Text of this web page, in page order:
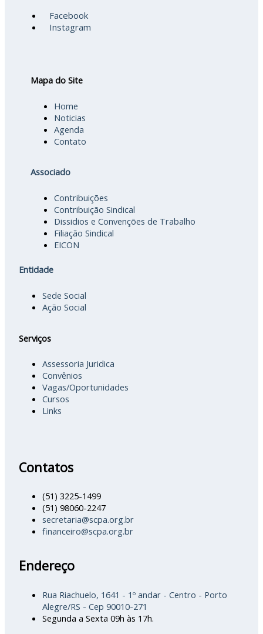
Facebook
Instagram
Mapa do Site
Home
Noticias
Agenda
Contato
Associado
Contribuições
Contribuição Sindical
Dissidios e Convenções de Trabalho
Filiação Sindical
EICON
Entidade
Sede Social
Ação Social
Serviços
Assessoria Juridica
Convênios
Vagas/Oportunidades
Cursos
Links
Contatos
(51) 3225-1499
(51) 98060-2247
secretaria@scpa.org.br
financeiro@scpa.org.br
Endereço
Rua Riachuelo, 1641 - 1º andar - Centro - Porto
Alegre/RS - Cep 90010-271
Segunda a Sexta 09h às 17h.